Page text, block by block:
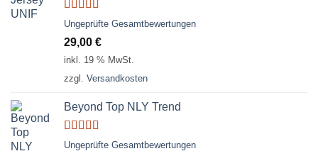
Bewertet
mit 5.00
5
Ungeprüfte Gesamtbewertungen
29,00 €
inkl. 19 % MwSt.
zzgl. Versandkosten
Beyond Top NLY Trend
Bewertet
Ungeprüfte Gesamtbewertungen